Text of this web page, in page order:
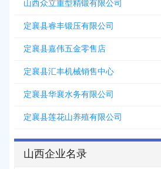
山西众立重型精锻有限公司
定襄县睿丰锻压有限公司
定襄县嘉伟五金零售店
定襄县汇丰机械销售中心
定襄县华襄水务有限公司
定襄县莲花山养殖有限公司
山西企业名录